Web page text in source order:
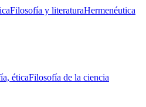
Filosofía y literaturaHermenéutica
éticaFilosofía de la ciencia